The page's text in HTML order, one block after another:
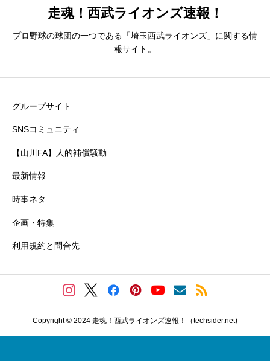
走魂！西武ライオンズ速報！
プロ野球の球団の一つである「埼玉西武ライオンズ」に関する情
報サイト。
グループサイト
SNSコミュニティ
【山川FA】人的補償騒動
最新情報
時事ネタ
企画・特集
利用規約と問合先
Copyright © 2024 走魂！西武ライオンズ速報！（techsider.net)